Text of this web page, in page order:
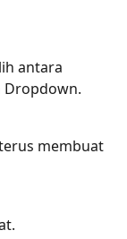
antara
Dropdown.
membuat